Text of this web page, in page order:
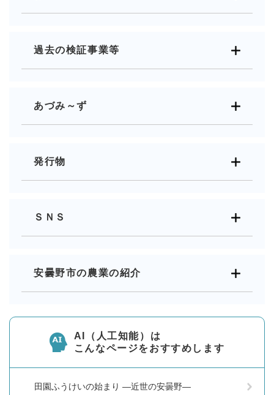
過去の検証事業等
あづみ～ず
発行物
ＳＮＳ
安曇野市の農業の紹介
AI（人工知能）は
こんなページをおすすめします
田園ふうけいの始まり ―近世の安曇野―